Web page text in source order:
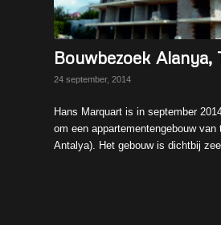
Bouwbezoek Alanya,
24 september, 2014
Hans Marquart is in september
om een appartementengebouw
Antalya). Het gebouw is dichtbij